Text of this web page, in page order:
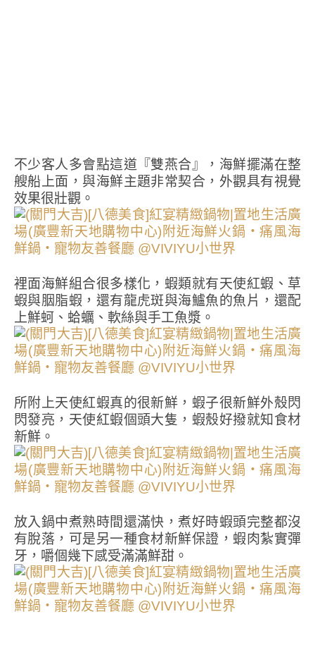
不少客人多會點這道『雙燕合』，海鮮擺滿在整
艘船上面，與海鮮主題非常契合，外觀具有視覺
效果很壯觀。
裡面海鮮組合很多樣化，蝦類就有天使紅蝦、草
蝦與胭脂蝦，還有龍虎斑與海鱸魚的魚片，還配
上鮮蚵、蛤蠣、軟絲與手工魚漿。
所附上天使紅蝦真的很新鮮，蝦子很新鮮外殼閃
閃發亮，天使紅蝦個頭大隻，蝦殼好撥就知食材
新鮮。
放入鍋中煮熟時間還滿快，煮好時蝦頭完整都沒
有脫落，可是另一種食材新鮮保證，蝦肉紮實彈
牙，嚼個幾下感受滿滿鮮甜。